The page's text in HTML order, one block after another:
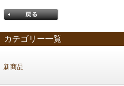
カテゴリー一覧
新商品